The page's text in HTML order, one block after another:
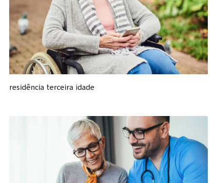
residência terceira idade